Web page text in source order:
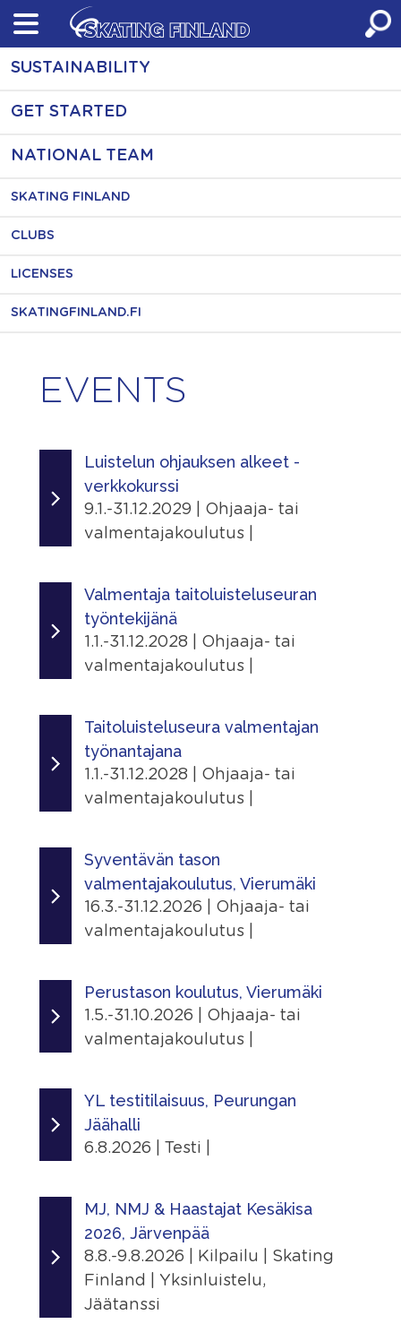
Skip
content
SUSTAINABILITY
GET STARTED
NATIONAL TEAM
SKATING FINLAND
CLUBS
LICENSES
SKATINGFINLAND.FI
EVENTS
Luistelun ohjauksen alkeet -
verkkokurssi
9.1.-31.12.2029 | Ohjaaja- tai
valmentajakoulutus |
9.1.2025 - 31.12.2029
Järjestäjä
Skating Finland
Tapahtumasivu
Lisätiedot
Näytä lisätiedot
Jaa
Valmentaja taitoluisteluseuran
työntekijänä
1.1.-31.12.2028 | Ohjaaja- tai
valmentajakoulutus |
1.1.2026 - 31.12.2028
Järjestäjä
Skating Finland
Tapahtumasivu
Lisätiedot
Näytä lisätiedot
Jaa
Taitoluisteluseura valmentajan
työnantajana
1.1.-31.12.2028 | Ohjaaja- tai
valmentajakoulutus |
1.1.2026 - 31.12.2028
Järjestäjä
Skating Finland
Tapahtumasivu
|
Syventävän tason
valmentajakoulutus, Vierumäki
16.3.-31.12.2026 | Ohjaaja- tai
valmentajakoulutus |
16.3.2026 - 31.12.2026
Järjestäjä
Skating Finland
Paikka
Suomen Urheiluopisto, Vierumäki
Urheiluopistontie 373, 19120 Heinola,
Suomi
Linkit
Tapahtumasivu
Lisätiedot
Näytä lisätiedot
Jaa
Perustason koulutus, Vierumäki
1.5.-31.10.2026 | Ohjaaja- tai
valmentajakoulutus |
1.5.2026 - 31.10.2026
Järjestäjä
Skating Finland
Paikka
Suomen Urheiluopisto, Vierumäki
Urheiluopistontie 373, 19120 Heinola,
Suomi
Linkit
YL testitilaisuus, Peurungan
Jäähalli
6.8.2026 | Testi |
6.8.2026 - 6.8.2026
Järjestäjä
Peurunka Skating Academy Laukaa
MJ, NMJ & Haastajat Kesäkisa
2026, Järvenpää
8.8.-9.8.2026 | Kilpailu | Skating
Finland | Yksinluistelu,
Jäätanssi